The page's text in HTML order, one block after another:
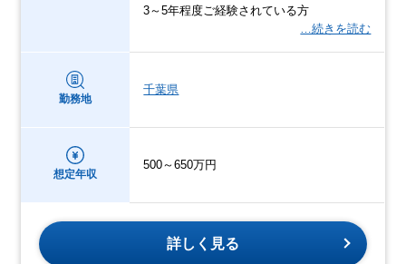
3～5年程度ご経験されている方
…続きを読む
勤務地
千葉県
想定年収
500～650万円
詳しく見る